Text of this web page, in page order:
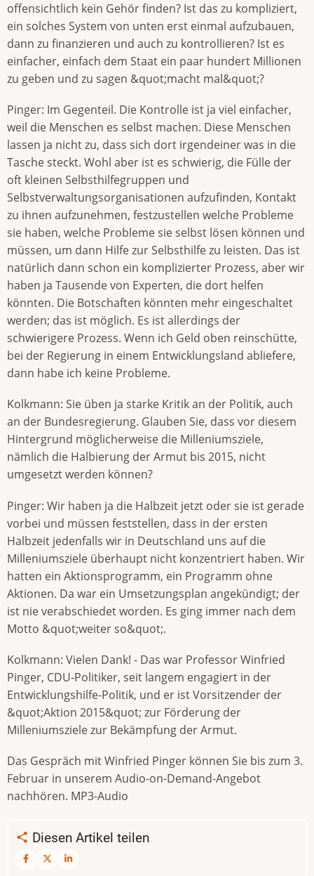
offensichtlich kein Gehör finden? Ist das zu kompliziert,
ein solches System von unten erst einmal aufzubauen,
dann zu finanzieren und auch zu kontrollieren? Ist es
einfacher, einfach dem Staat ein paar hundert Millionen
zu geben und zu sagen &quot;macht mal&quot;?
Pinger: Im Gegenteil. Die Kontrolle ist ja viel einfacher,
weil die Menschen es selbst machen. Diese Menschen
lassen ja nicht zu, dass sich dort irgendeiner was in die
Tasche steckt. Wohl aber ist es schwierig, die Fülle der
oft kleinen Selbsthilfegruppen und
Selbstverwaltungsorganisationen aufzufinden, Kontakt
zu ihnen aufzunehmen, festzustellen welche Probleme
sie haben, welche Probleme sie selbst lösen können und
müssen, um dann Hilfe zur Selbsthilfe zu leisten. Das ist
natürlich dann schon ein komplizierter Prozess, aber wir
haben ja Tausende von Experten, die dort helfen
könnten. Die Botschaften könnten mehr eingeschaltet
werden; das ist möglich. Es ist allerdings der
schwierigere Prozess. Wenn ich Geld oben reinschütte,
bei der Regierung in einem Entwicklungsland abliefere,
dann habe ich keine Probleme.
Kolkmann: Sie üben ja starke Kritik an der Politik, auch
an der Bundesregierung. Glauben Sie, dass vor diesem
Hintergrund möglicherweise die Milleniumsziele,
nämlich die Halbierung der Armut bis 2015, nicht
umgesetzt werden können?
Pinger: Wir haben ja die Halbzeit jetzt oder sie ist gerade
vorbei und müssen feststellen, dass in der ersten
Halbzeit jedenfalls wir in Deutschland uns auf die
Milleniumsziele überhaupt nicht konzentriert haben. Wir
hatten ein Aktionsprogramm, ein Programm ohne
Aktionen. Da war ein Umsetzungsplan angekündigt; der
ist nie verabschiedet worden. Es ging immer nach dem
Motto &quot;weiter so&quot;.
Kolkmann: Vielen Dank! - Das war Professor Winfried
Pinger, CDU-Politiker, seit langem engagiert in der
Entwicklungshilfe-Politik, und er ist Vorsitzender der
&quot;Aktion 2015&quot; zur Förderung der
Milleniumsziele zur Bekämpfung der Armut.
Das Gespräch mit Winfried Pinger können Sie bis zum 3.
Februar in unserem Audio-on-Demand-Angebot
nachhören. MP3-Audio
Diesen Artikel teilen